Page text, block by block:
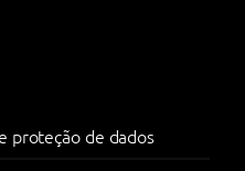
proteção de dados